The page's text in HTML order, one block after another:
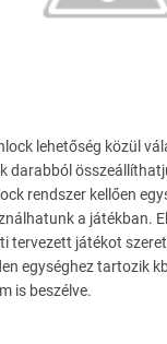
lehetőség közül
darabból
rendszer kellően
a játékban.
tervezett játékot
egységhez tartozik
is beszélve.